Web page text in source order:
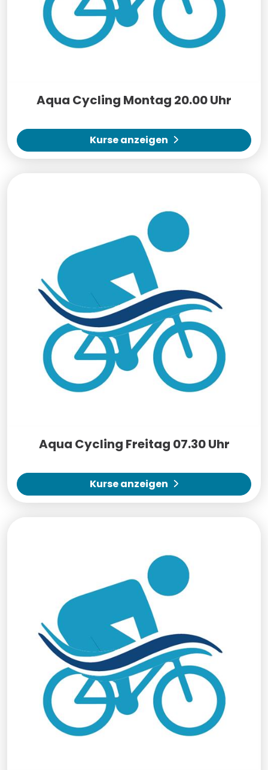
Aqua Cycling Montag 20.00 Uhr
Kurse anzeigen
Aqua Cycling Freitag 07.30 Uhr
Kurse anzeigen